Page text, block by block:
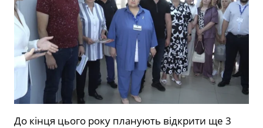
До кінця цього року планують відкрити ще 3